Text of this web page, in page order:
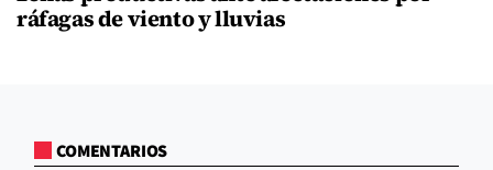
ráfagas de viento y lluvias
COMENTARIOS